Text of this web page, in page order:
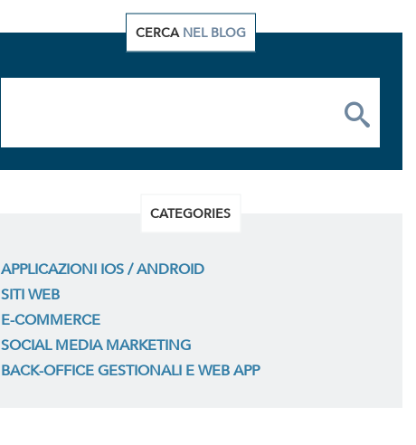
CERCA NEL BLOG
CATEGORIES
APPLICAZIONI IOS / ANDROID
SITI WEB
E-COMMERCE
SOCIAL MEDIA MARKETING
BACK-OFFICE GESTIONALI E WEB APP